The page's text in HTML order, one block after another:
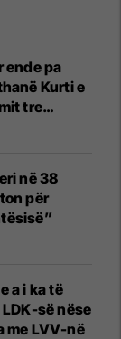
ende pa
Kurti e
tre
në 38
për
a i ka të
së nëse
me LVV-në